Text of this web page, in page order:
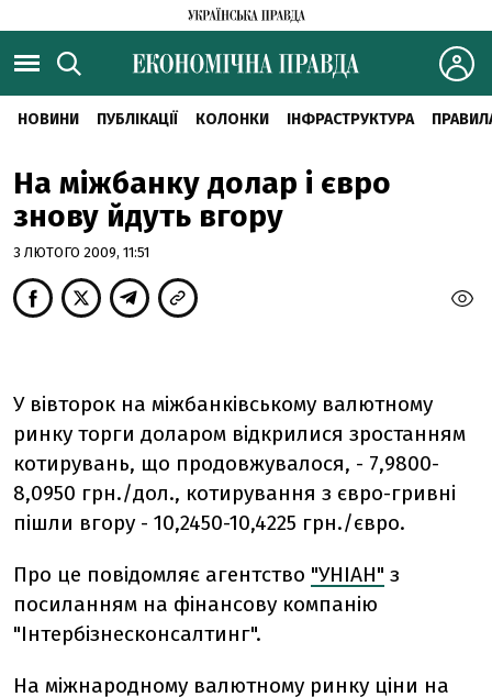
НОВИНИ ПУБЛІКАЦІЇ КОЛОНКИ ІНФРАСТРУКТУРА
На міжбанку долар і євро
знову йдуть вгору
3 ЛЮТОГО 2009, 11:51
У вівторок на міжбанківському валютному
ринку торги доларом відкрилися зростанням
котирувань, що продовжувалося, - 7,9800-
8,0950 грн./дол., котирування з євро-гривні
пішли вгору - 10,2450-10,4225 грн./євро.
Про це повідомляє агентство "УНІАН" з
посиланням на фінансову компанію
"Інтербізнесконсалтинг".
На міжнародному валютному ринку ціни на